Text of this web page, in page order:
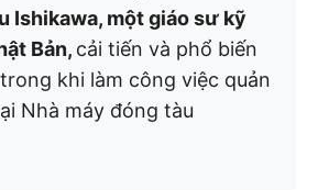
Ishikawa, một giáo sư kỹ
Bản, cải tiến và phổ biến
khi làm công việc quản
Nhà máy đóng tàu